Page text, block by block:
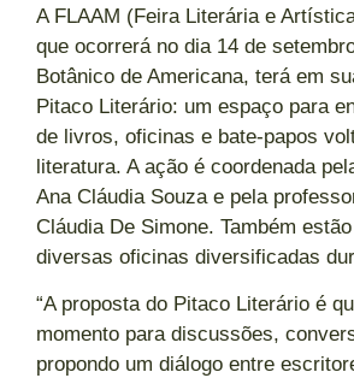
A FLAAM (Feira Literária e
que ocorrerá no dia 14 de
Botânico de Americana, terá em
Pitaco Literário: um espaço para
de livros, oficinas e bate-papos
literatura. A ação é coordenada
Ana Cláudia Souza e pela
Cláudia De Simone. Também
diversas oficinas diversificadas
“A proposta do Pitaco Literário é
momento para discussões,
propondo um diálogo entre